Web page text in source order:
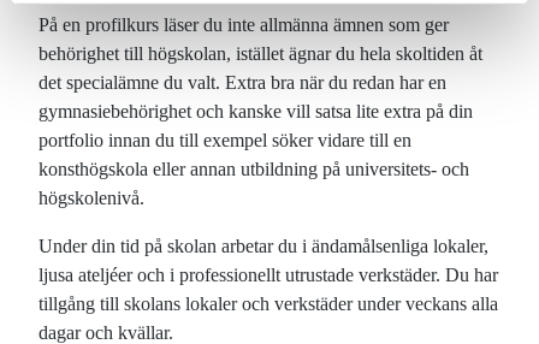
På en profilkurs läser du inte allmänna ämnen som ger
behörighet till högskolan, istället ägnar du hela skoltiden åt
det specialämne du valt. Extra bra när du redan har en
gymnasiebehörighet och kanske vill satsa lite extra på din
portfolio innan du till exempel söker vidare till en
konsthögskola eller annan utbildning på universitets- och
högskolenivå.
Under din tid på skolan arbetar du i ändamålsenliga lokaler,
ljusa ateljéer och i professionellt utrustade verkstäder. Du har
tillgång till skolans lokaler och verkstäder under veckans alla
dagar och kvällar.